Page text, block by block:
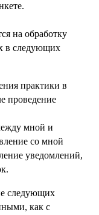
на обработку
в следующих
практики в
проведение
мной и
со мной
уведомлений,
следующих
как с